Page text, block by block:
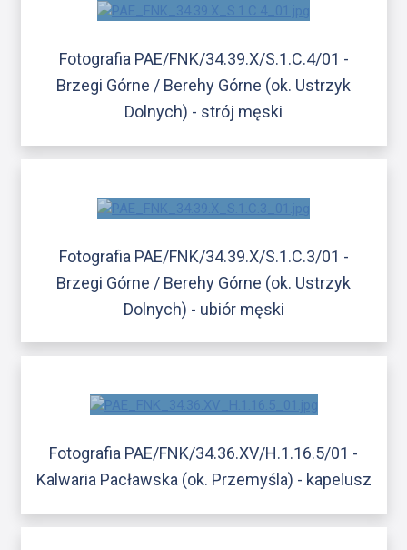
Fotografia PAE/FNK/34.39.X/S.1.C.4/01 -
Brzegi Górne / Berehy Górne (ok. Ustrzyk
Dolnych) - strój męski
Fotografia PAE/FNK/34.39.X/S.1.C.3/01 -
Brzegi Górne / Berehy Górne (ok. Ustrzyk
Dolnych) - ubiór męski
Fotografia PAE/FNK/34.36.XV/H.1.16.5/01 -
Kalwaria Pacławska (ok. Przemyśla) - kapelusz